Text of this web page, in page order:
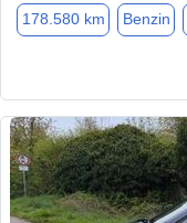
178.580 km Benzin